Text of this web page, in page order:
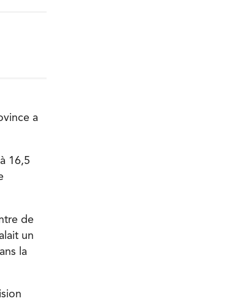
a
16,5
de
un
la